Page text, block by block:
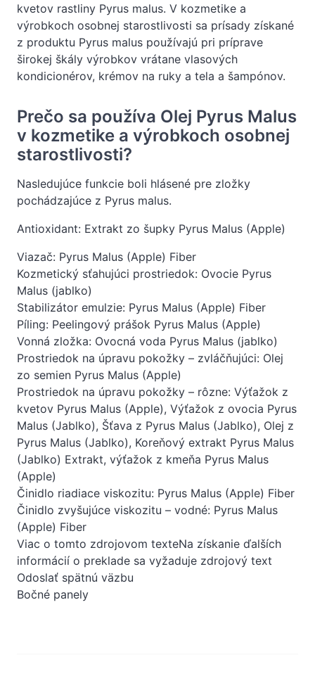
kvetov rastliny Pyrus malus. V kozmetike a
výrobkoch osobnej starostlivosti sa prísady získané
z produktu Pyrus malus používajú pri príprave
širokej škály výrobkov vrátane vlasových
kondicionérov, krémov na ruky a tela a šampónov.
Prečo sa používa Olej Pyrus Malus
v kozmetike a výrobkoch osobnej
starostlivosti?
Nasledujúce funkcie boli hlásené pre zložky
pochádzajúce z Pyrus malus.
Antioxidant: Extrakt zo šupky Pyrus Malus (Apple)
Viazač: Pyrus Malus (Apple) Fiber
Kozmetický sťahujúci prostriedok: Ovocie Pyrus
Malus (jablko)
Stabilizátor emulzie: Pyrus Malus (Apple) Fiber
Píling: Peelingový prášok Pyrus Malus (Apple)
Vonná zložka: Ovocná voda Pyrus Malus (jablko)
Prostriedok na úpravu pokožky – zvláčňujúci: Olej
zo semien Pyrus Malus (Apple)
Prostriedok na úpravu pokožky – rôzne: Výťažok z
kvetov Pyrus Malus (Apple), Výťažok z ovocia Pyrus
Malus (Jablko), Šťava z Pyrus Malus (Jablko), Olej z
Pyrus Malus (Jablko), Koreňový extrakt Pyrus Malus
(Jablko) Extrakt, výťažok z kmeňa Pyrus Malus
(Apple)
Činidlo riadiace viskozitu: Pyrus Malus (Apple) Fiber
Činidlo zvyšujúce viskozitu – vodné: Pyrus Malus
(Apple) Fiber
Viac o tomto zdrojovom texteNa získanie ďalších
informácií o preklade sa vyžaduje zdrojový text
Odoslať spätnú väzbu
Bočné panely